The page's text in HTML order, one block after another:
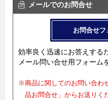
メールでのお問合せ
お問合せフ
効率良く迅速にお答えする
メール問い合せ用フォーム
※商品に関してのお問い合わ
品お問合せ」からお送りく